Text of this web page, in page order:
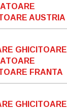
AUSTRIA
GHICITOARE
FRANTA
GHICITOARE